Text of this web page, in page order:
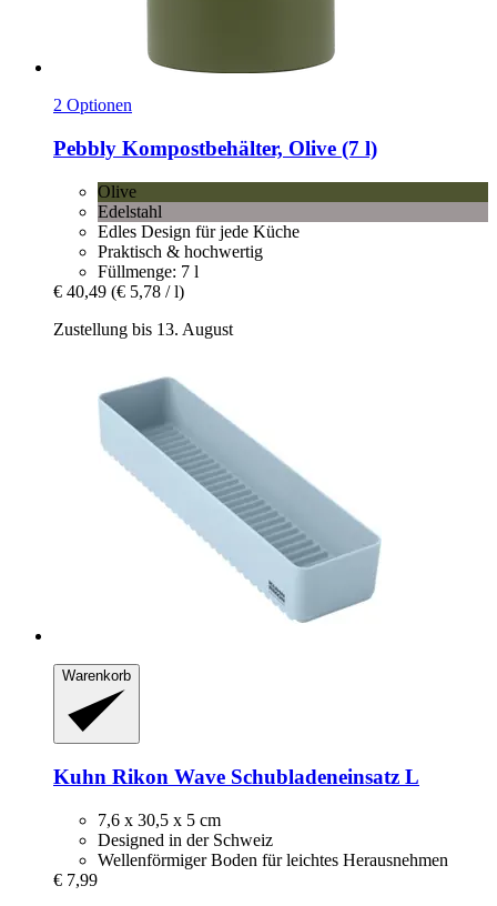
2 Optionen
Pebbly Kompostbehälter, Olive (7 l)
Olive
Edelstahl
Edles Design für jede Küche
Praktisch & hochwertig
Füllmenge: 7 l
€ 40,49 (€ 5,78 / l)
Zustellung bis 13. August
Warenkorb
Kuhn Rikon Wave Schubladeneinsatz L
7,6 x 30,5 x 5 cm
Designed in der Schweiz
Wellenförmiger Boden für leichtes Herausnehmen
€ 7,99